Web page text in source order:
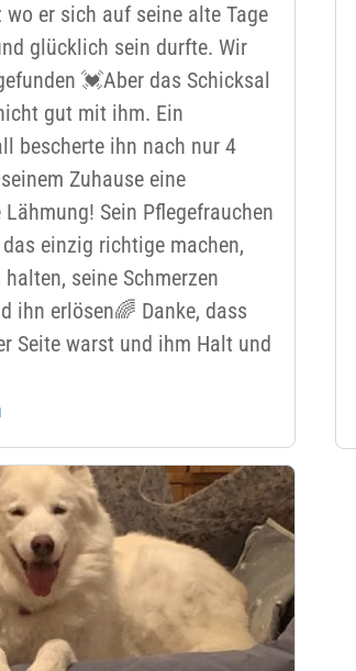
wo er sich auf seine alte Tage
glücklich sein durfte. Wir
💓Aber das Schicksal
gut mit ihm. Ein
bescherte ihn nach nur 4
Zuhause eine
Sein Pflegefrauchen
einzig richtige machen,
seine Schmerzen
ihn erlösen🌈 Danke, dass
Seite warst und ihm Halt und